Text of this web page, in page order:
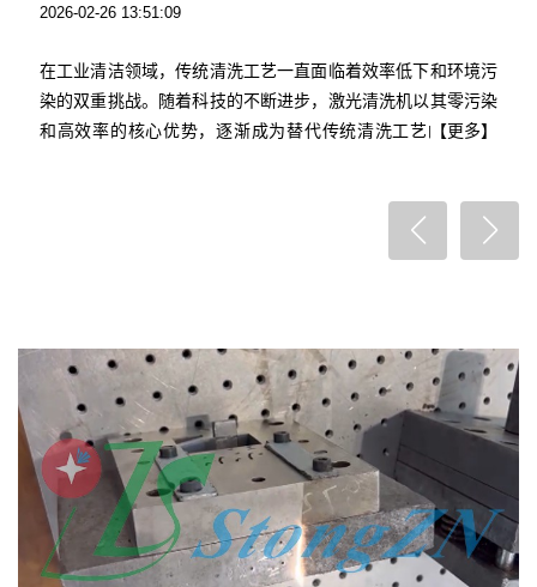
2026-02-26 13:51:09
在工业清洁领域，传统清洗工艺一直面临着效率低下和环境污
染的双重挑战。随着科技的不断进步，激光清洗机以其零污染
和高效率的核心优势，逐渐成为替代传统清洗工艺的理想选
【更多】